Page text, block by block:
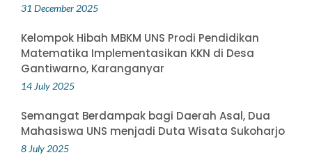
31 December 2025
Kelompok Hibah MBKM UNS Prodi Pendidikan
Matematika Implementasikan KKN di Desa
Gantiwarno, Karanganyar
14 July 2025
Semangat Berdampak bagi Daerah Asal, Dua
Mahasiswa UNS menjadi Duta Wisata Sukoharjo
8 July 2025